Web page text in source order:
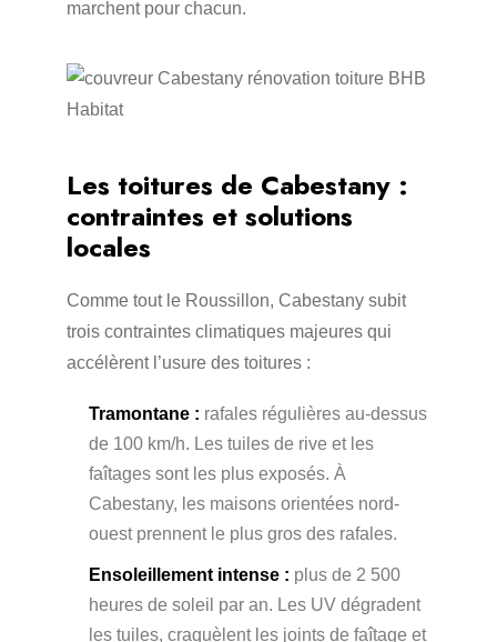
marchent pour chacun.
Les toitures de Cabestany :
contraintes et solutions
locales
Comme tout le Roussillon, Cabestany subit
trois contraintes climatiques majeures qui
accélèrent l’usure des toitures :
Tramontane : rafales régulières au-dessus
de 100 km/h. Les tuiles de rive et les
faîtages sont les plus exposés. À
Cabestany, les maisons orientées nord-
ouest prennent le plus gros des rafales.
Ensoleillement intense : plus de 2 500
heures de soleil par an. Les UV dégradent
les tuiles, craquèlent les joints de faîtage et